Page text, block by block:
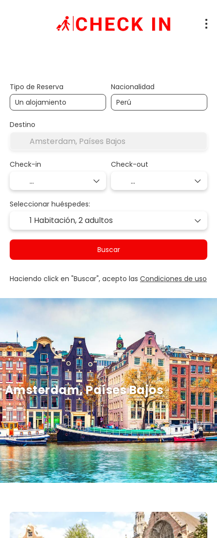
Amsterdam, Países Bajos
Tipo de Reserva Nacionalidad
Destino
Check-in Check-out
Seleccionar huéspedes:
1 Habitación,2 adultos
Buscar
Haciendo click en "Buscar", acepto las Condiciones de uso